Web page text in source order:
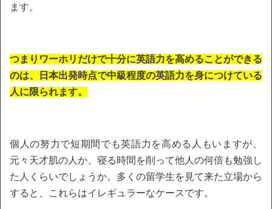
ます。
つまりワーホリだけで十分に英語力を高めることができる
のは、日本出発時点で中級程度の英語力を身につけている
人に限られます。
個人の努力で短期間でも英語力を高める人もいますが、
元々天才肌の人か、寝る時間を削って他人の何倍も勉強し
た人くらいでしょうか。多くの留学生を見て来た立場から
すると、これらはイレギュラーなケースです。